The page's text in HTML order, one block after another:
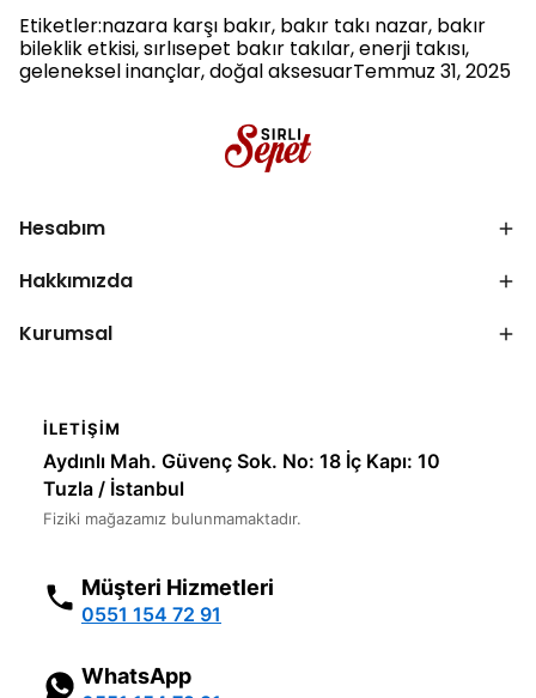
Etiketler:nazara karşı bakır, bakır takı nazar, bakır
bileklik etkisi, sırlısepet bakır takılar, enerji takısı,
geleneksel inançlar, doğal aksesuarTemmuz 31, 2025
Hesabım
Hakkımızda
Kurumsal
İLETIŞIM
Aydınlı Mah. Güvenç Sok. No: 18 İç Kapı: 10
Tuzla / İstanbul
Fiziki mağazamız bulunmamaktadır.
Müşteri Hizmetleri
0551 154 72 91
WhatsApp